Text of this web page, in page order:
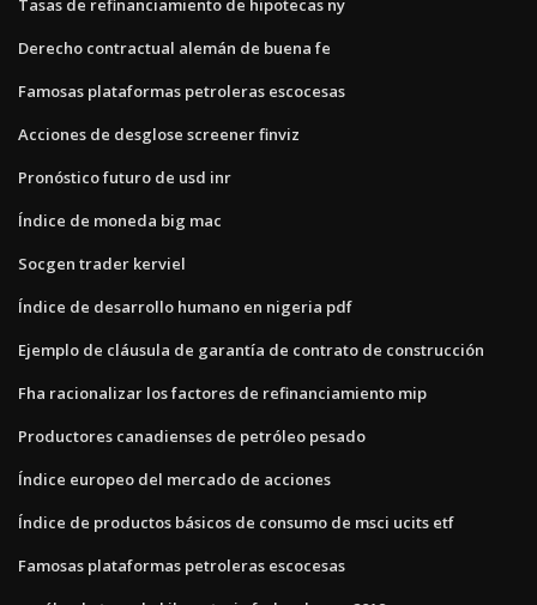
Tasas de refinanciamiento de hipotecas ny
Derecho contractual alemán de buena fe
Famosas plataformas petroleras escocesas
Acciones de desglose screener finviz
Pronóstico futuro de usd inr
Índice de moneda big mac
Socgen trader kerviel
Índice de desarrollo humano en nigeria pdf
Ejemplo de cláusula de garantía de contrato de construcción
Fha racionalizar los factores de refinanciamiento mip
Productores canadienses de petróleo pesado
Índice europeo del mercado de acciones
Índice de productos básicos de consumo de msci ucits etf
Famosas plataformas petroleras escocesas